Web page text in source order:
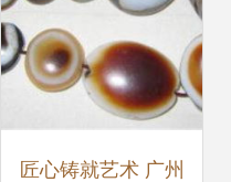
匠心铸就艺术 广州